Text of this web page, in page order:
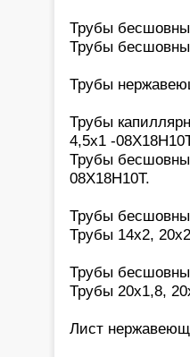
Трубы
Трубы
Трубы
Трубы
4,5х1 -
Трубы
08Х18Н10Т.
Трубы
Трубы 14х2,
Трубы
Трубы 20х1,8,
Лист